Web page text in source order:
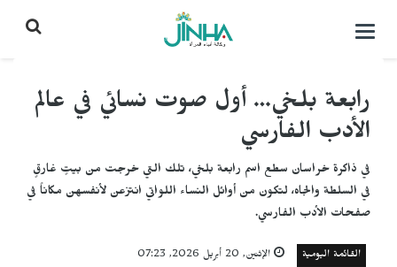
التحكم
رابعة بلخي… أول صوت نسائي في عالم
الأدب الفارسي
في ذاكرة خراسان سطع اسم رابعة بلخي، تلك التي خرجت من بيتٍ غارقٍ
في السلطة والجاه، لتكون من أوائل النساء اللواتي انتزعن لأنفسهن مكاناً في
صفحات الأدب الفارسي.
القائمة اليومية الإثنين, 20 أبريل 2026, 07:23